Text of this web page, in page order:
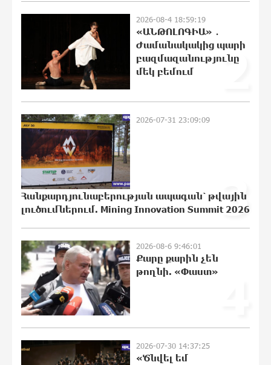
դիսբալանսը. «Փաստ»
9:29:59 6-08-2026
Ընտրություններն ավարտվեցին,
իշխանություններին էլ ոչինչ չի
հետաքրքրու՞մ. «Փաստ»
9:26:54 6-08-2026
Նոր պարտքեր են ներգրավում
ճեղքերը փակելու համար. «Փաստ»
«Փաստ»
9:18:24 6-08-2026
Ես հավատում եմ, որ «Արարարտ-
Արմենիան» ունակ է անցնել
0:57:28 6-08-2026
2
2026-08-4 18:59:19
«ԱՆԹՈԼՈԳԻԱ» ․
Ժամանակակից պարի
բազմազանությունը
մեկ բեմում
3
2026-07-31 23:09:09
Հանքարդյունաբերության ապագան՝ թվային
լուծումներում. Mining Innovation Summit 2026
2026-08-6 9:46:01
Քարը քարին չեն
թողնի. «Փաստ»
2026-07-30 14:37:25
«Ծնվել եմ